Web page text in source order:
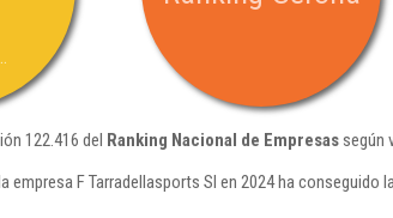
122.416 del Ranking Nacional de Empresassegún
empresa F Tarradellasports Sl en 2024 ha